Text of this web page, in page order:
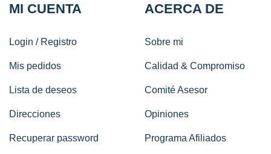
MI CUENTA
Login / Registro
Mis pedidos
Lista de deseos
Direcciones
Recuperar password
ACERCA DE
Sobre mi
Calidad & Compromiso
Comité Asesor
Opiniones
Programa Afiliados